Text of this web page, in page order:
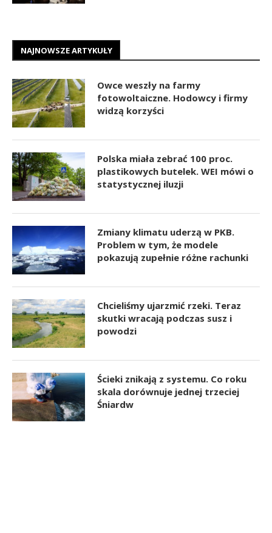
NAJNOWSZE ARTYKUŁY
Owce weszły na farmy
fotowoltaiczne. Hodowcy i firmy
widzą korzyści
Polska miała zebrać 100 proc.
plastikowych butelek. WEI mówi o
statystycznej iluzji
Zmiany klimatu uderzą w PKB.
Problem w tym, że modele
pokazują zupełnie różne rachunki
Chcieliśmy ujarzmić rzeki. Teraz
skutki wracają podczas susz i
powodzi
Ścieki znikają z systemu. Co roku
skala dorównuje jednej trzeciej
Śniardw